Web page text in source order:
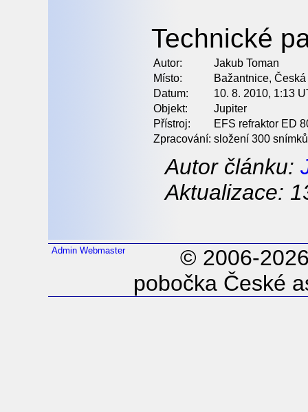
Technické
Autor:
Jakub Toman
Místo:
Bažantnice,
Datum:
10. 8. 2010, 1:13
Objekt:
Jupiter
Přístroj:
EFS refraktor ED
Zpracování: složení 300
Autor článku:
Aktualizace:
Admin Webmaster
© 2006-
pobočka České